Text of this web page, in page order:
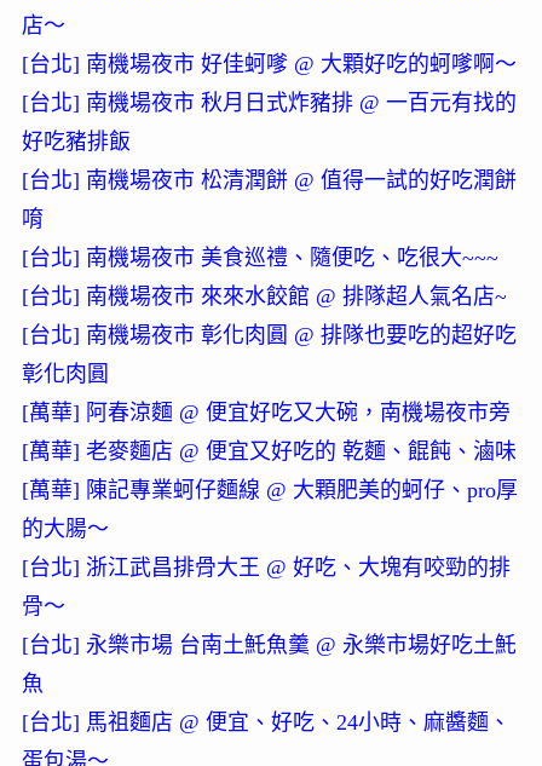
店～
[台北] 南機場夜市 好佳蚵嗲 @ 大顆好吃的蚵嗲啊～
[台北] 南機場夜市 秋月日式炸豬排 @ 一百元有找的
好吃豬排飯
[台北] 南機場夜市 松清潤餅 @ 值得一試的好吃潤餅
唷
[台北] 南機場夜市 美食巡禮、隨便吃、吃很大~~~
[台北] 南機場夜市 來來水餃館 @ 排隊超人氣名店~
[台北] 南機場夜市 彰化肉圓 @ 排隊也要吃的超好吃
彰化肉圓
[萬華] 阿春涼麵 @ 便宜好吃又大碗，南機場夜市旁
[萬華] 老麥麵店 @ 便宜又好吃的 乾麵、餛飩、滷味
[萬華] 陳記專業蚵仔麵線 @ 大顆肥美的蚵仔、pro厚
的大腸～
[台北] 浙江武昌排骨大王 @ 好吃、大塊有咬勁的排
骨～
[台北] 永樂市場 台南土魠魚羹 @ 永樂市場好吃土魠
魚
[台北] 馬祖麵店 @ 便宜、好吃、24小時、麻醬麵、
蛋包湯～